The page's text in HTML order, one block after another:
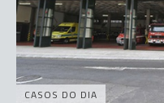
CASOS DO DIA